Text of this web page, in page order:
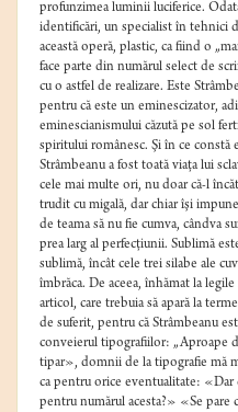
profunzimea luminii luciferice.
identificări, un specialist în tehnici
această operă, plastic, ca fiind o
face parte din numărul select de
cu o astfel de realizare. Este
pentru că este un eminescizator,
eminescianismului căzută pe sol
spiritului românesc. Şi în ce constă
Strâmbeanu a fost toată viaţa lui
cele mai multe ori, nu doar că-l
trudit cu migală, dar chiar îşi
de teama să nu fie cumva, cândva
prea larg al perfecţiunii. Sublimă
sublimă, încât cele trei silabe ale
îmbrăca. De aceea, înhămat la
articol, care trebuia să apară la
de suferit, pentru că Strâmbeanu
conveierul tipografiilor: „Aproape
tipar», domnii de la tipografie mă
ca pentru orice eventualitate: «Dar
pentru numărul acesta?» «Se